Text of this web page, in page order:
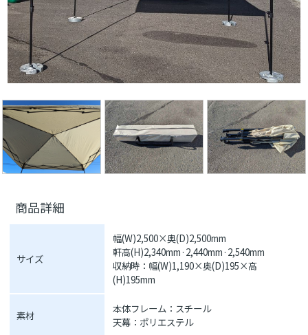
商品詳細
サイズ
幅(W)2,500×奥(D)2,500mm
軒高(H)2,340mm·2,440mm·2,540mm
収納時：幅(W)1,190×奥(D)195×高
(H)195mm
素材
本体フレーム：スチール
天幕：ポリエステル